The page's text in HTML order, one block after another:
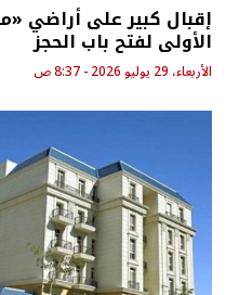
إقبال كبير على أراضي
الأولى لفتح باب الحجز
الأربعاء، 29 يوليو 2026 - 8:37 ص